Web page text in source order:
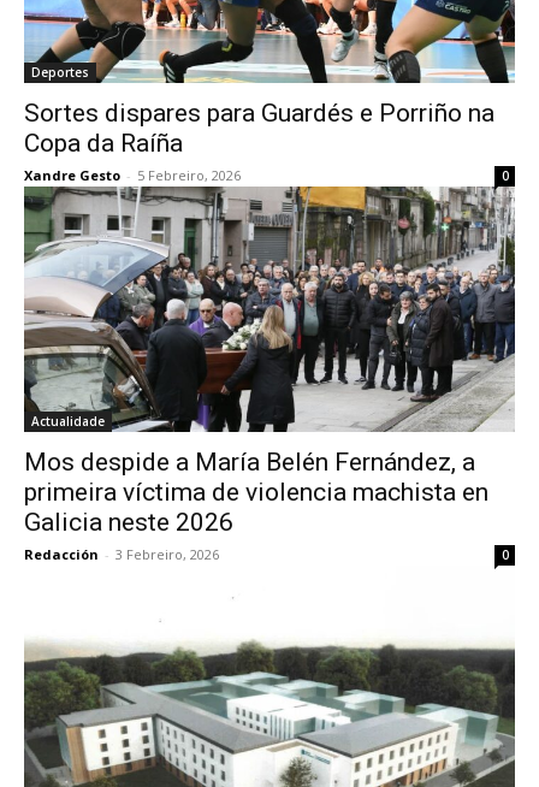
Deportes
Sortes dispares para Guardés e Porriño na
Copa da Raíña
Xandre Gesto - 5 Febreiro, 2026 0
Actualidade
Mos despide a María Belén Fernández, a
primeira víctima de violencia machista en
Galicia neste 2026
Redacción - 3 Febreiro, 2026 0